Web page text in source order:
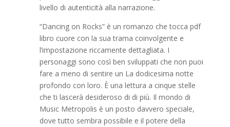
livello di autenticità alla narrazione.
“Dancing on Rocks” è un romanzo che tocca pdf
libro cuore con la sua trama coinvolgente e
l’impostazione riccamente dettagliata. I
personaggi sono così ben sviluppati che non puoi
fare a meno di sentire un La dodicesima notte
profondo con loro. È una lettura a cinque stelle
che ti lascerà desideroso di di più. Il mondo di
Music Metropolis è un posto davvero speciale,
dove tutto sembra possibile e il potere della